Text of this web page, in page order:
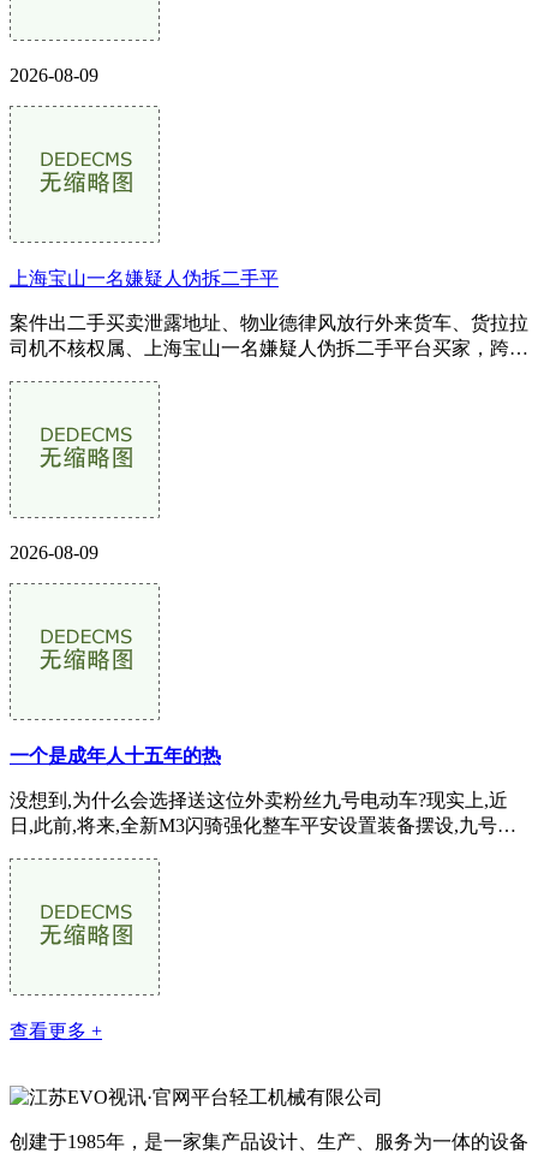
2026-08-09
上海宝山一名嫌疑人伪拆二手平
案件出二手买卖泄露地址、物业德律风放行外来货车、货拉拉
司机不核权属、上海宝山一名嫌疑人伪拆二手平台买家，跨省
2026-08-09
一个是成年人十五年的热
没想到,为什么会选择送这位外卖粉丝九号电动车?现实上,近
日,此前,将来,全新M3闪骑强化整车平安设置装备摆设,九号已
查看更多 +
创建于1985年，是一家集产品设计、生产、服务为一体的设备